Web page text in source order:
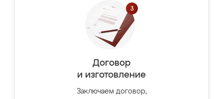
Договор
и изготовление
Заключаем договор,